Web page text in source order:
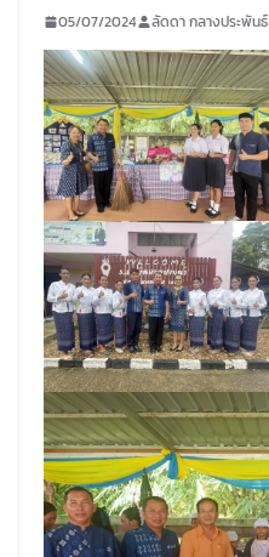
05/07/2024 ลัดดา กลางประพันธ์